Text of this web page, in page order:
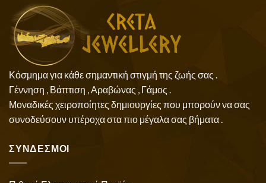
Κόσμημα για κάθε σημαντική στιγμή της ζωής σας .
Γέννηση , Βάπτιση , Αραβώνας , Γάμος .
Μοναδικές χειροποίητες δημιουργίες που μπορούν να σας
συνοδεύσουν υπέροχα στα πιο μέγαλα σας βήματα .
ΣΥΝΔΕΣΜΟΙ